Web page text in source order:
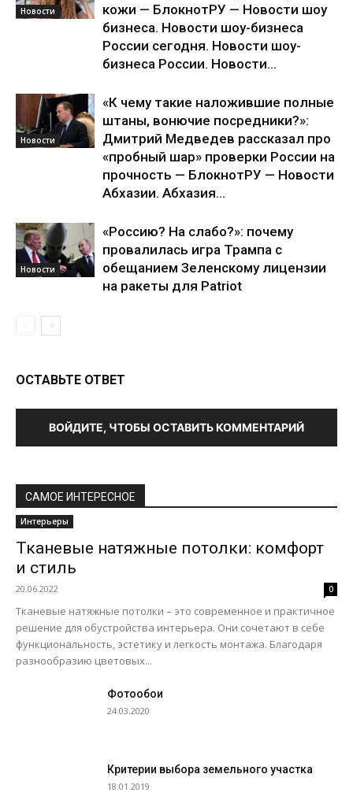
Новости
кожи — БлокнотРУ — Новости шоу
бизнеса. Новости шоу-бизнеса
России сегодня. Новости шоу-
бизнеса России. Новости...
Новости
«К чему такие наложившие полные
штаны, вонючие посредники?»:
Дмитрий Медведев рассказал про
«пробный шар» проверки России на
прочность — БлокнотРУ — Новости
Абхазии. Абхазия...
Новости
«Россию? На слабо?»: почему
провалилась игра Трампа с
обещанием Зеленскому лицензии
на ракеты для Patriot
ОСТАВЬТЕ ОТВЕТ
ВОЙДИТЕ, ЧТОБЫ ОСТАВИТЬ КОММЕНТАРИЙ
САМОЕ ИНТЕРЕСНОЕ
Интерьеры
Тканевые натяжные потолки: комфорт
и стиль
20.06.2022 0
Тканевые натяжные потолки – это современное и практичное
решение для обустройства интерьера. Они сочетают в себе
функциональность, эстетику и легкость монтажа. Благодаря
разнообразию цветовых...
Фотообои
24.03.2020
Критерии выбора земельного участка
18.01.2019